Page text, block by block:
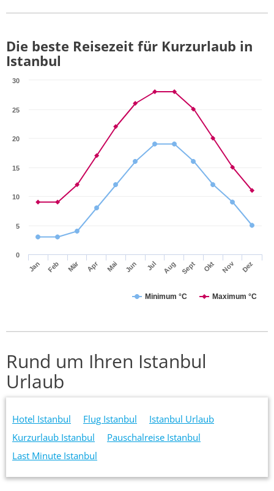
Die beste Reisezeit für Kurzurlaub in
Istanbul
Minimum °C Maximum °C
Jan Feb Mär Apr Mai Jun Jul Aug Sept Okt Nov Dez
0
5
10
15
20
25
30
Rund um Ihren Istanbul
Urlaub
Hotel Istanbul Flug Istanbul
Istanbul Urlaub
Kurzurlaub Istanbul
Pauschalreise Istanbul
Last Minute Istanbul